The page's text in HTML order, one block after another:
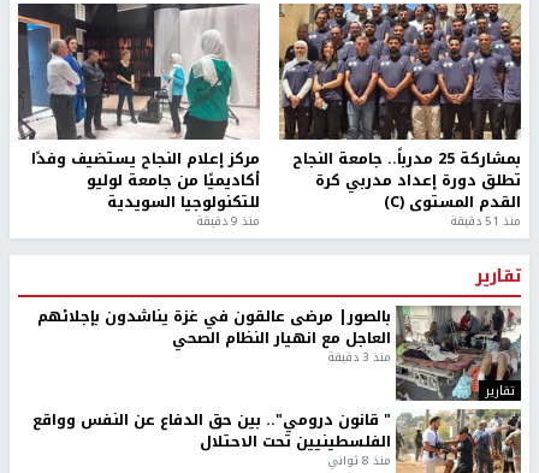
بمشاركة 25 مدرباً.. جامعة النجاح
تطلق دورة إعداد مدربي كرة
القدم المستوى (C)
منذ 51 دقيقة
مركز إعلام النجاح يستضيف وفدًا
أكاديميًا من جامعة لوليو
للتكنولوجيا السويدية
منذ 9 دقيقة
تقارير
تقارير
بالصور| مرضى عالقون في غزة يناشدون بإجلائهم
العاجل مع انهيار النظام الصحي
منذ 3 دقيقة
" قانون درومي".. بين حق الدفاع عن النفس وواقع
الفلسطينيين تحت الاحتلال
منذ 8 ثواني